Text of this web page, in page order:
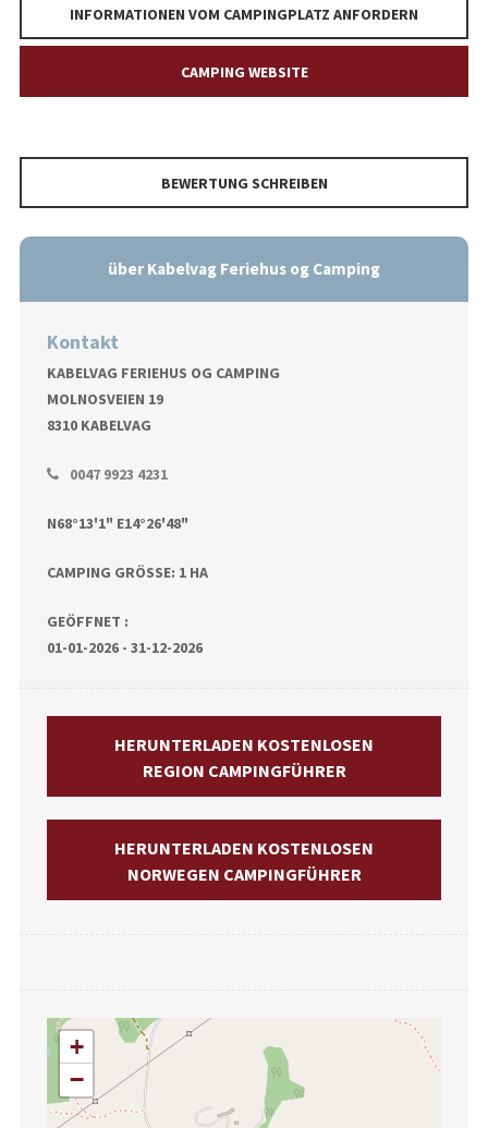
INFORMATIONEN VOM CAMPINGPLATZ ANFORDERN
CAMPING WEBSITE
BEWERTUNG SCHREIBEN
über Kabelvag Feriehus og Camping
Kontakt
KABELVAG FERIEHUS OG CAMPING
MOLNOSVEIEN 19
8310 KABELVAG
0047 9923 4231
N68°13'1" E14°26'48"
CAMPING GRÖSSE: 1 HA
GEÖFFNET :
01-01-2026 - 31-12-2026
HERUNTERLADEN KOSTENLOSEN
REGION CAMPINGFÜHRER
HERUNTERLADEN KOSTENLOSEN
NORWEGEN CAMPINGFÜHRER
+
−